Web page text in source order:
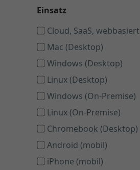
Einsatz
Cloud, SaaS, webbasiert
Mac (Desktop)
Windows (Desktop)
Linux (Desktop)
Windows (On-Premise)
Linux (On-Premise)
Chromebook (Desktop)
Android (mobil)
iPhone (mobil)